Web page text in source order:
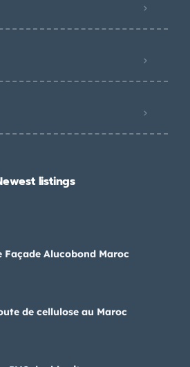
listings​
Façade Alucobond Maroc
de cellulose au Maroc